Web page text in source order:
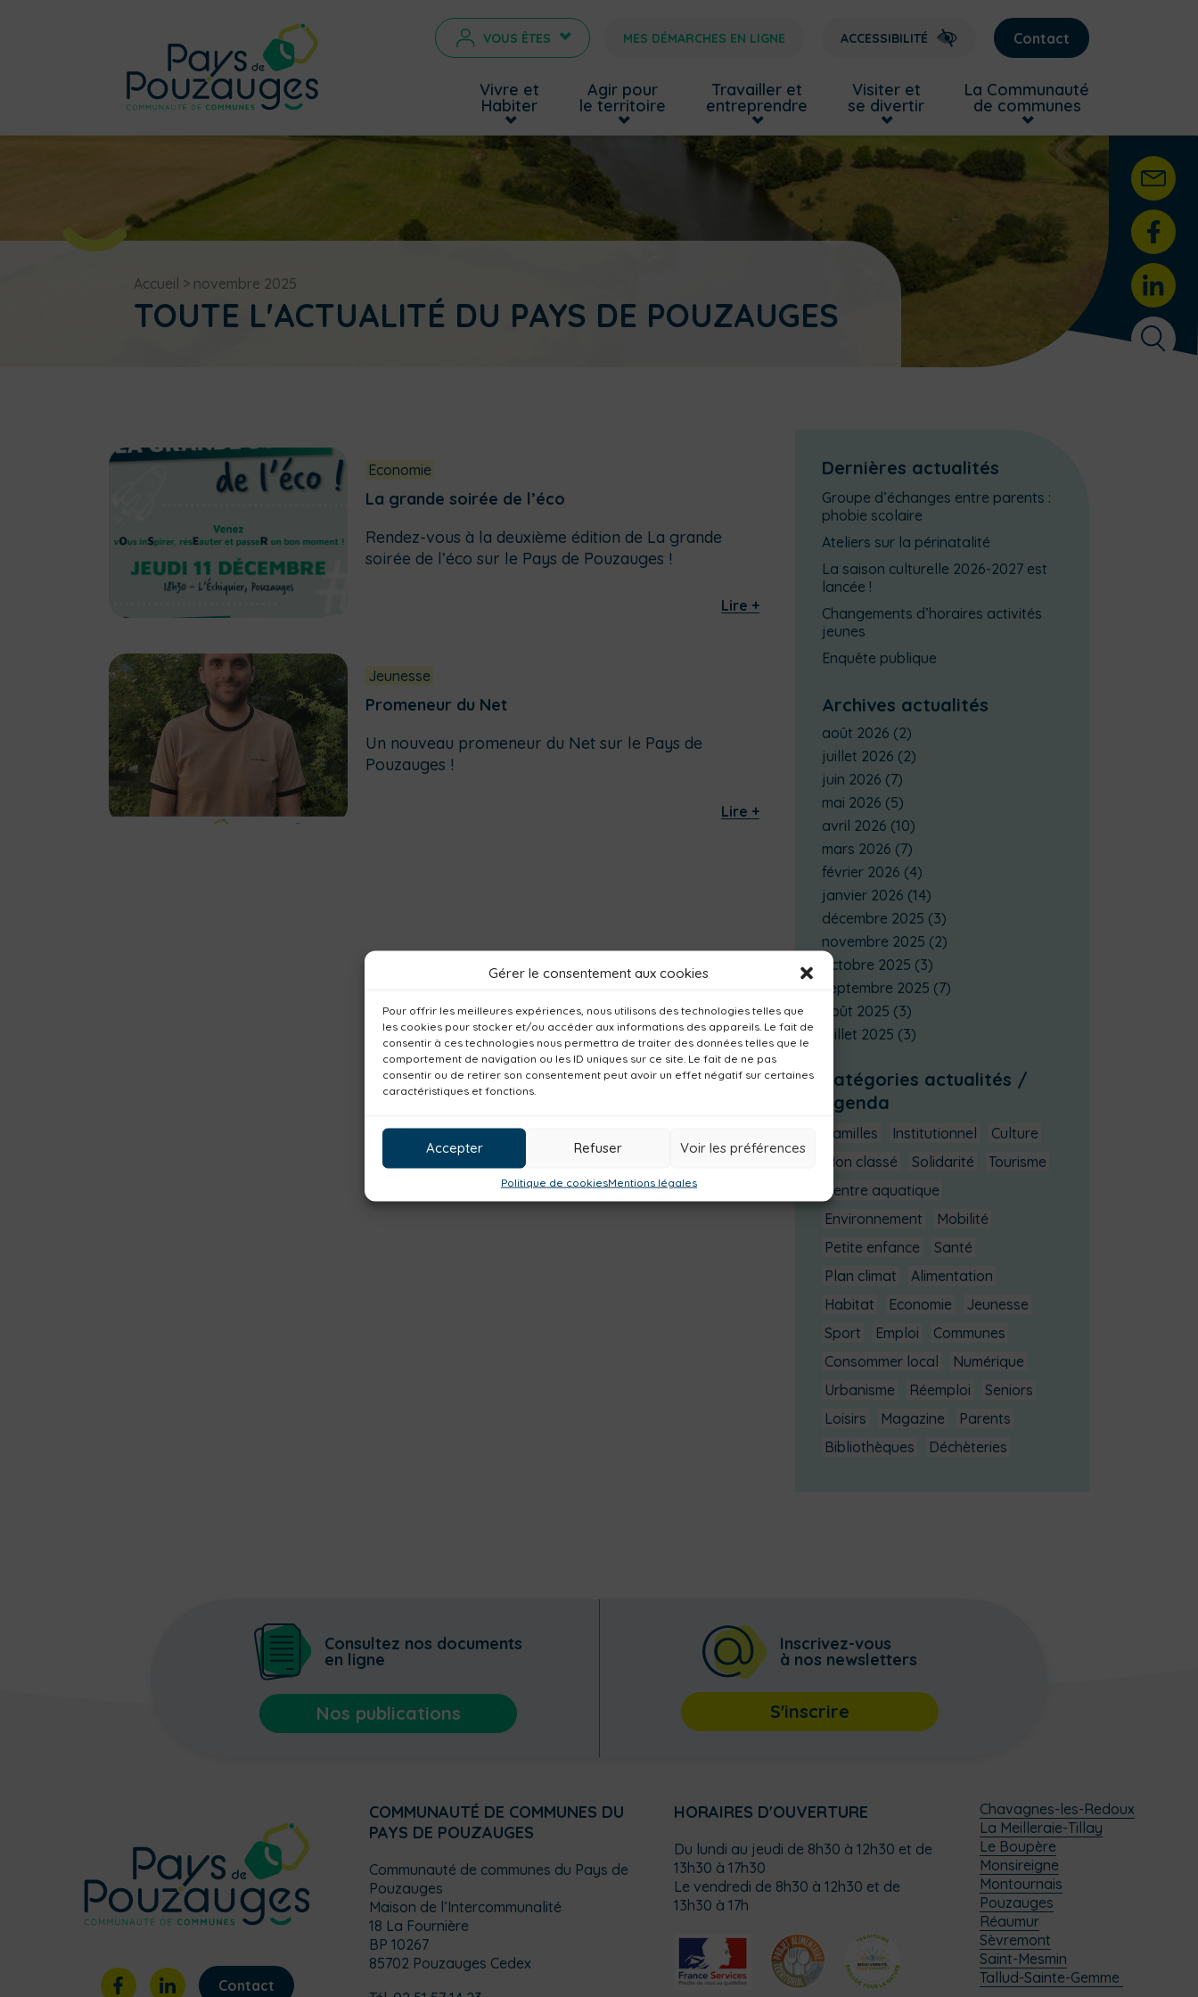
Gérer le consentement aux cookies
Pour offrir les meilleures expériences, nous utilisons des technologies telles que
les cookies pour stocker et/ou accéder aux informations des appareils. Le fait de
consentir à ces technologies nous permettra de traiter des données telles que le
comportement de navigation ou les ID uniques sur ce site. Le fait de ne pas
consentir ou de retirer son consentement peut avoir un effet négatif sur certaines
caractéristiques et fonctions.
Accepter Refuser Voir les préférences
Politique de cookiesMentions légales
VOUS ÊTES > MES DÉMARCHES EN LIGNE ACCESSIBILITÉ Contact
Vivre et
Habiter
Agir pour
le territoire
Travailler et
entreprendre
Visiter et
se divertir
La Communauté
de communes
Accueil > novembre 2025
TOUTE L'ACTUALITÉ DU PAYS DE POUZAUGES
Economie
La grande soirée de l’éco
Rendez-vous à la deuxième édition de La grande
soirée de l’éco sur le Pays de Pouzauges !
Lire +
Jeunesse
Promeneur du Net
Un nouveau promeneur du Net sur le Pays de
Pouzauges !
Lire +
Dernières actualités
Groupe d’échanges entre parents :
phobie scolaire
Ateliers sur la périnatalité
La saison culturelle 2026-2027 est
lancée !
Changements d’horaires activités
jeunes
Enquête publique
Archives actualités
août 2026 (2)
juillet 2026 (2)
juin 2026 (7)
mai 2026 (5)
avril 2026 (10)
mars 2026 (7)
février 2026 (4)
janvier 2026 (14)
décembre 2025 (3)
novembre 2025 (2)
octobre 2025 (3)
septembre 2025 (7)
août 2025 (3)
juillet 2025 (3)
Catégories actualités /
agenda
Familles Institutionnel
Culture
Non classé
Solidarité
Tourisme
Centre aquatique
Environnement
Mobilité
Petite enfance
Santé
Plan climat
Alimentation
Habitat
Economie
Jeunesse
Sport
Emploi
Communes
Consommer local
Numérique
Urbanisme
Réemploi
Seniors
Loisirs
Magazine
Parents
Bibliothèques
Déchèteries
Consultez nos documents
en ligne
Nos publications
Inscrivez-vous
à nos newsletters
S'inscrire
Contact
COMMUNAUTÉ DE COMMUNES DU
PAYS DE POUZAUGES
Communauté de communes du Pays de
Pouzauges
Maison de l’Intercommunalité
18 La Fournière
BP 10267
85702 Pouzauges Cedex
HORAIRES D'OUVERTURE
Du lundi au jeudi de 8h30 à 12h30 et de
13h30 à 17h30
Le vendredi de 8h30 à 12h30 et de
13h30 à 17h
Chavagnes-les-Redoux
La Meilleraie-Tillay
Le Boupère
Monsireigne
Montournais
Pouzauges
Réaumur
Sèvremont
Saint-Mesmin
Tallud-Sainte-Gemme